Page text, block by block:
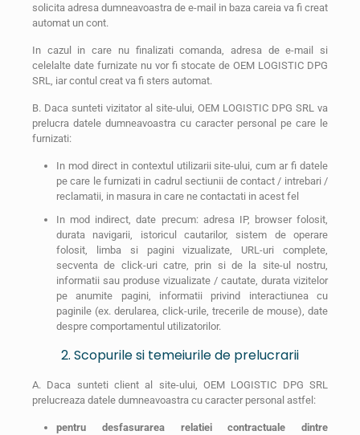
solicita adresa dumneavoastra de e-mail in baza careia va fi creat
automat un cont.
In cazul in care nu finalizati comanda, adresa de e-mail si
celelalte date furnizate nu vor fi stocate de OEM LOGISTIC DPG
SRL, iar contul creat va fi sters automat.
B. Daca sunteti vizitator al site-ului, OEM LOGISTIC DPG SRL va
prelucra datele dumneavoastra cu caracter personal pe care le
furnizati:
In mod direct in contextul utilizarii site-ului, cum ar fi datele
pe care le furnizati in cadrul sectiunii de contact / intrebari /
reclamatii, in masura in care ne contactati in acest fel
In mod indirect, date precum: adresa IP, browser folosit,
durata navigarii, istoricul cautarilor, sistem de operare
folosit, limba si pagini vizualizate, URL-uri complete,
secventa de click-uri catre, prin si de la site-ul nostru,
informatii sau produse vizualizate / cautate, durata vizitelor
pe anumite pagini, informatii privind interactiunea cu
paginile (ex. derularea, click-urile, trecerile de mouse), date
despre comportamentul utilizatorilor.
2. Scopurile si temeiurile de prelucrarii
A. Daca sunteti client al site-ului, OEM LOGISTIC DPG SRL
prelucreaza datele dumneavoastra cu caracter personal astfel:
pentru desfasurarea relatiei contractuale dintre